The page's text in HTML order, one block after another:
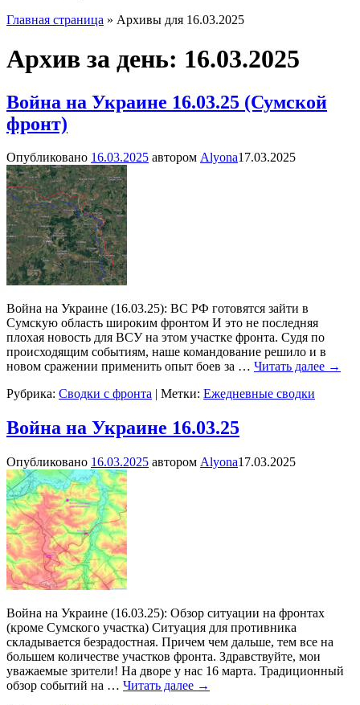
Главная страница » Архивы для 16.03.2025
Архив за день: 16.03.2025
Война на Украине 16.03.25 (Сумской
фронт)
Опубликовано 16.03.2025 автором Alyona17.03.2025
Война на Украине (16.03.25): ВС РФ готовятся зайти в
Сумскую область широким фронтом И это не последняя
плохая новость для ВСУ на этом участке фронта. Судя по
происходящим событиям, наше командование решило и в
новом сражении применить опыт боев за … Читать далее →
Рубрика: Сводки с фронта Метки: Ежедневные сводки
Война на Украине 16.03.25
Опубликовано 16.03.2025 автором Alyona17.03.2025
Война на Украине (16.03.25): Обзор ситуации на фронтах
(кроме Сумского участка) Ситуация для противника
складывается безрадостная. Причем чем дальше, тем все на
большем количестве участков фронта. Здравствуйте, мои
уважаемые зрители! На дворе у нас 16 марта. Традиционный
обзор событий на … Читать далее →